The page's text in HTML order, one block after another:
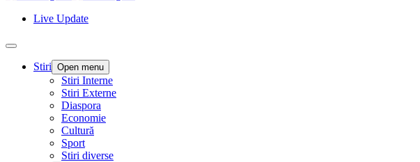
Live Update
Stiri Open menu
Stiri Interne
Stiri Externe
Diaspora
Economie
Cultură
Sport
Stiri diverse